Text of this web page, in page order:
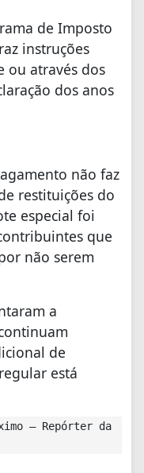
de Imposto
instruções
ou através dos
dos anos
não faz
restituições do
especial foi
que
não serem
a
de
está
– Repórter da